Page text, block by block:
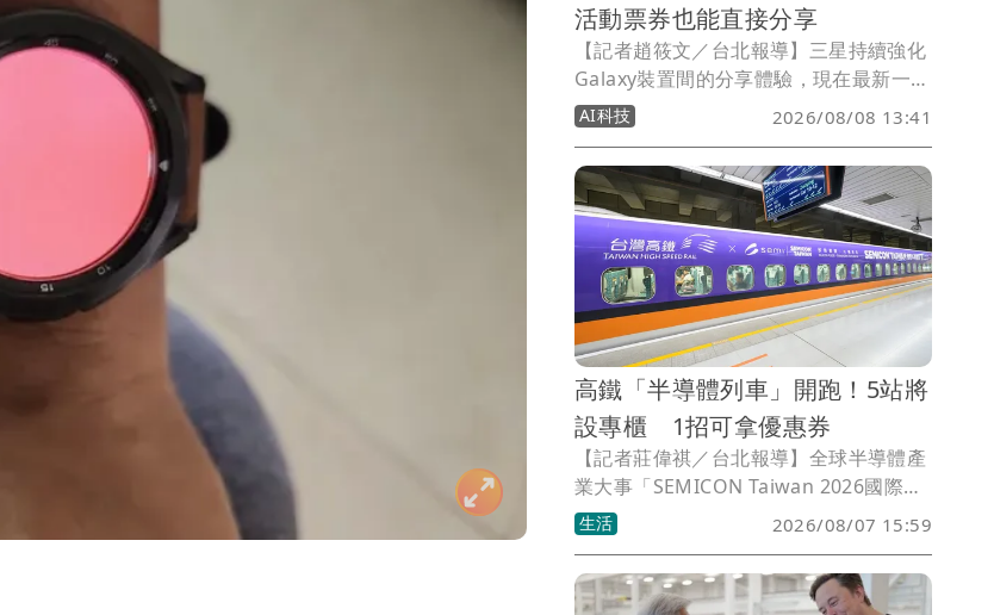
活動票券也能直接分享
【記者趙筱文／台北報導】三星持續強化
Galaxy裝置間的分享體驗，現在最新一波
Quick Share更新還加入Samsung
Wallet支援，也就是說未來用戶除了照
片、影片與文件外，就連活動票券、登機
證也能直接透過Quick Share傳送給其他
人，出遊分票、分享票券變得更方便。
AI科技 2026/08/08 13:41
高鐵「半導體列車」開跑！5站將
設專櫃 1招可拿優惠券
【記者莊偉祺／台北報導】全球半導體產
業大事「SEMICON Taiwan 2026國際半
導體展」將於9月2日在台灣舉辦，預計吸
引來自65國、逾10萬人參與。高鐵即日先
推出主題列車，更將在5站設領證櫃檯，
還可拿優惠券。
生活 2026/08/07 15:59